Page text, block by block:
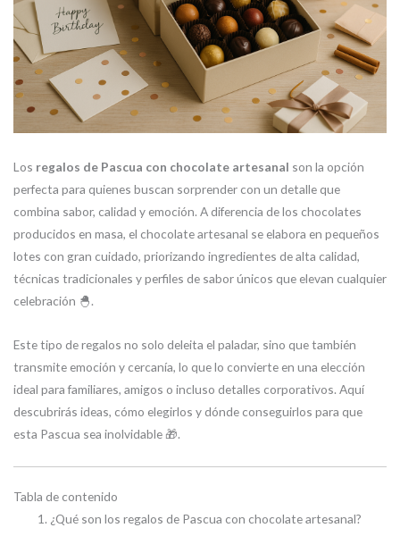
Los regalos de Pascua con chocolate artesanal son la opción
perfecta para quienes buscan sorprender con un detalle que
combina sabor, calidad y emoción. A diferencia de los chocolates
producidos en masa, el chocolate artesanal se elabora en pequeños
lotes con gran cuidado, priorizando ingredientes de alta calidad,
técnicas tradicionales y perfiles de sabor únicos que elevan cualquier
celebración 🐣.
Este tipo de regalos no solo deleita el paladar, sino que también
transmite emoción y cercanía, lo que lo convierte en una elección
ideal para familiares, amigos o incluso detalles corporativos. Aquí
descubrirás ideas, cómo elegirlos y dónde conseguirlos para que
esta Pascua sea inolvidable 🎁.
Tabla de contenido
¿Qué son los regalos de Pascua con chocolate artesanal?